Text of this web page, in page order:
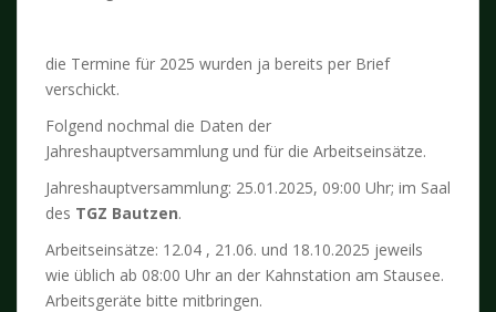
die Termine für 2025 wurden ja bereits per Brief
verschickt.
Folgend nochmal die Daten der
Jahreshauptversammlung und für die Arbeitseinsätze.
Jahreshauptversammlung: 25.01.2025, 09:00 Uhr; im Saal
des TGZ Bautzen.
Arbeitseinsätze: 12.04 , 21.06. und 18.10.2025 jeweils
wie üblich ab 08:00 Uhr an der Kahnstation am Stausee.
Arbeitsgeräte bitte mitbringen.